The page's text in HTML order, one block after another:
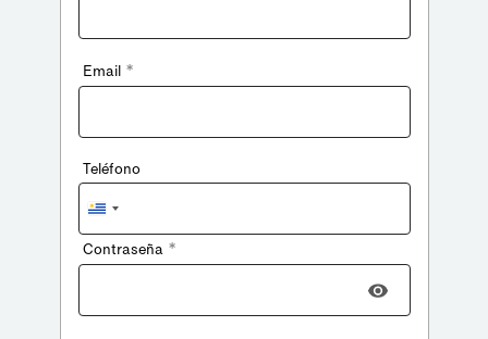
Email *
Teléfono
Uruguay
+598
Contraseña *